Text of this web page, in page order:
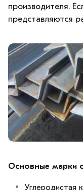
производителя.
представляются
Основные марки
Углеродистая